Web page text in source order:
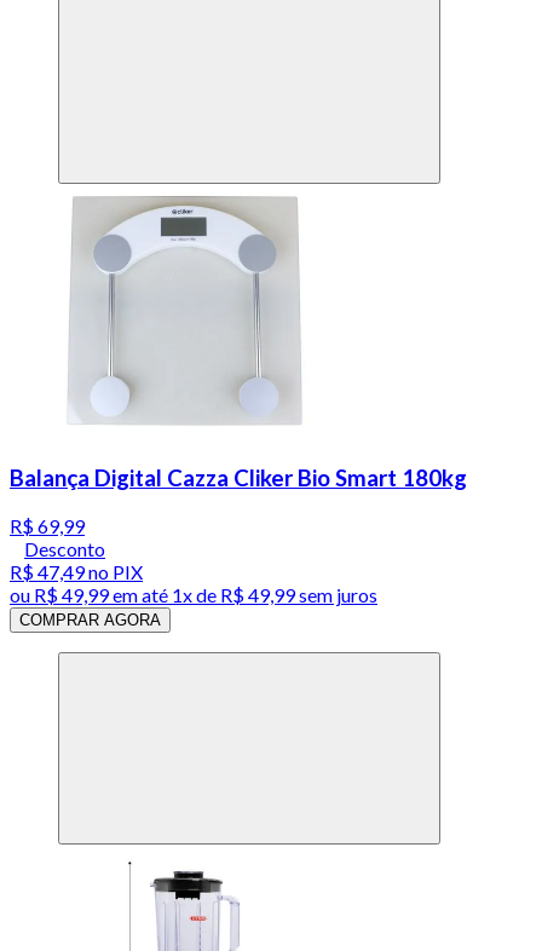
Balança Digital Cazza Cliker Bio Smart 180kg
R$ 69,99
Desconto
R$ 47,49no PIX
ou R$ 49,99em até 1x de R$ 49,99sem juros
COMPRAR AGORA